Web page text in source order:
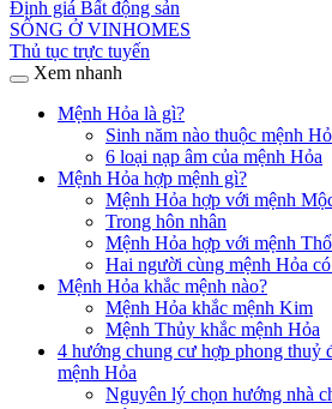
Định giá Bất động sản
SỐNG Ở VINHOMES
Thủ tục trực tuyến
Xem nhanh
Mệnh Hỏa là gì?
Sinh năm nào thuộc mệnh
6 loại nạp âm của mệnh Hỏa
Mệnh Hỏa hợp mệnh gì?
Mệnh Hỏa hợp với mệnh
Trong hôn nhân
Mệnh Hỏa hợp với mệnh Thổ
Hai người cùng mệnh Hỏa
Mệnh Hỏa khắc mệnh nào?
Mệnh Hỏa khắc mệnh Kim
Mệnh Thủy khắc mệnh Hỏa
4 hướng chung cư hợp phong thuỷ
mệnh Hỏa
Nguyên lý chọn hướng nhà